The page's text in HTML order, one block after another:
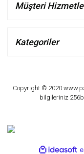
Müşteri
Kategoriler
Copyright © 2020
bilgileriniz